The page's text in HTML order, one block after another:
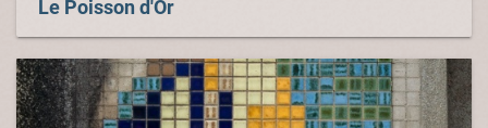
Le Poisson d'Or